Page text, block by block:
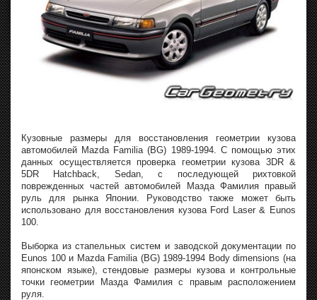
Кузовные размеры для восстановления геометрии кузова
автомобилей Mazda Familia (BG) 1989-1994. С помощью этих
данных осуществляется проверка геометрии кузова 3DR &
5DR Hatchback, Sedan, с последующей рихтовкой
поврежденных частей автомобилей Мазда Фамилия правый
руль для рынка Японии. Руководство также может быть
использовано для восстановления кузова Ford Laser & Eunos
100.
Выборка из стапельных систем и заводской документации по
Eunos 100 и Mazda Familia (BG) 1989-1994 Body dimensions (на
японском языке), стендовые размеры кузова и контрольные
точки геометрии Мазда Фамилия с правым расположением
руля.